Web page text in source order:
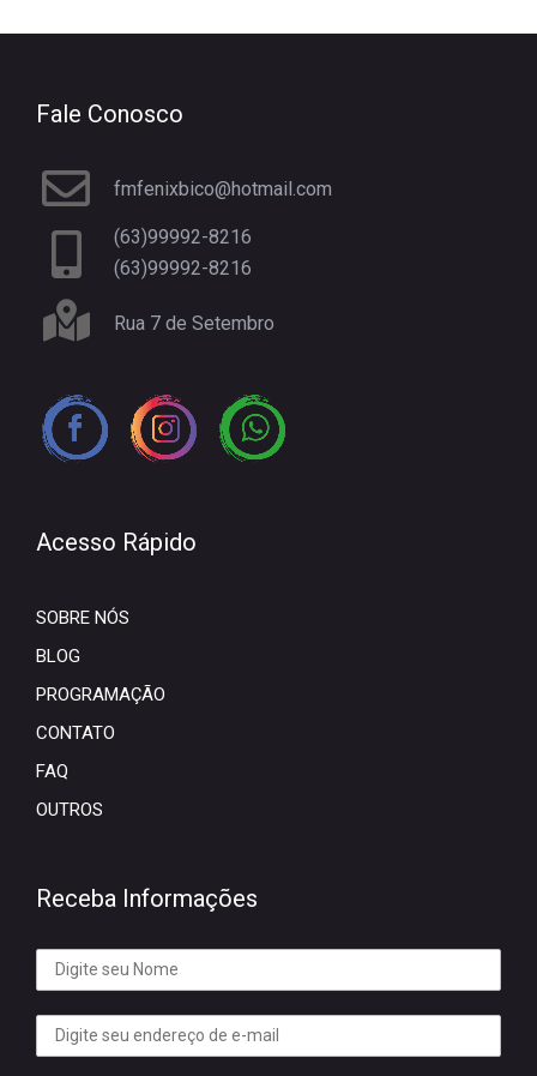
Fale Conosco
fmfenixbico@hotmail.com
(63)99992-8216
(63)99992-8216
Rua 7 de Setembro
Acesso Rápido
SOBRE NÓS
BLOG
PROGRAMAÇÃO
CONTATO
FAQ
OUTROS
Receba Informações